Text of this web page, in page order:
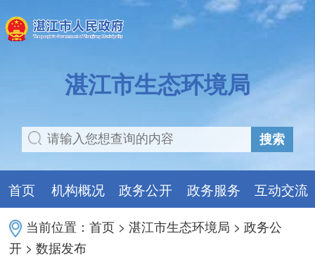
湛江市生态环境局
搜索
首页 机构概况 政务公开 政务服务 互动交流
当前位置：首页 >湛江市生态环境局 >政务公
开 >数据发布